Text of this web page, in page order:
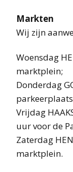
Markten
Wij zijn
Woensdag
marktplein;
Donderdag
Vrijdag
uur voor de
Zaterdag
marktplein.